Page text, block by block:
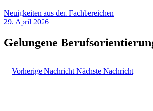
Neuigkeiten aus den Fachbereichen
29. April 2026
Gelungene
Vorherige Nachricht Nächste Nachricht